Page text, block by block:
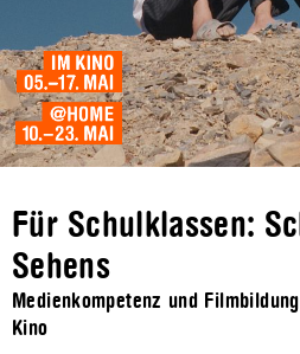
Für Schulklassen:
Sehens
Medienkompetenz und
Kino